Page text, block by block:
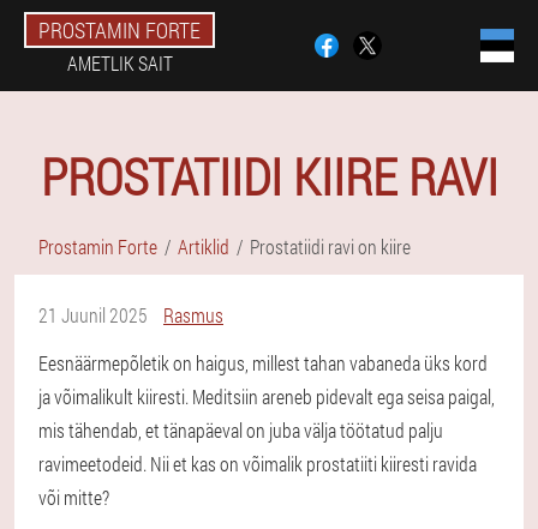
PROSTAMIN FORTE
AMETLIK SAIT
PROSTATIIDI KIIRE RAVI
Prostamin Forte Artiklid Prostatiidi ravi on kiire
21 Juunil 2025
Rasmus
Eesnäärmepõletik on haigus, millest tahan vabaneda üks kord
ja võimalikult kiiresti. Meditsiin areneb pidevalt ega seisa paigal,
mis tähendab, et tänapäeval on juba välja töötatud palju
ravimeetodeid. Nii et kas on võimalik prostatiiti kiiresti ravida
või mitte?